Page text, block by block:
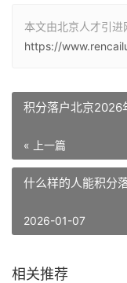
本文由北京人才引进
https://
积分落户北京2026
« 上一篇
什么样的人能积分
2026-01-07
相关推荐